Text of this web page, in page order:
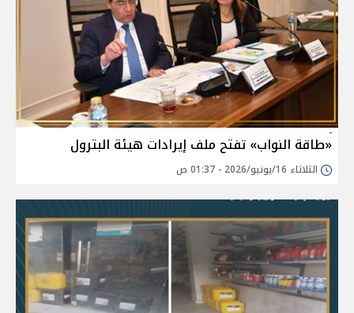
«طاقة النواب» تفتح ملف إيرادات هيئة البترول
الثلاثاء 16/يونيو/2026 - 01:37 ص